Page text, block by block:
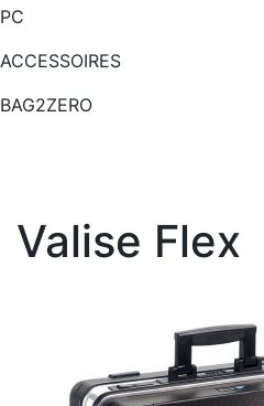
PC
ACCESSOIRES
BAG2ZERO
Valise Flex